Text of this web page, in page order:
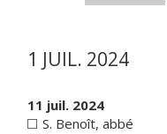
1 JUIL. 2024
11 juil. 2024
S. Benoît, abbé